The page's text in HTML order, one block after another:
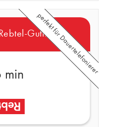
Guthaben
min perfekt für Dauertelefonierer